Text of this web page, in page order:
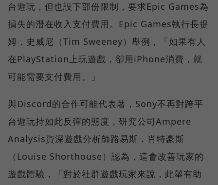
台遊玩，但也設下部份限制，要求Epic Games為
損失的潛在收入支付費用。Epic Games執行長提
姆．史威尼（Tim Sweeney）舉例，「如果有人
在PlayStation上玩遊戲，卻用iPhone消費，就
可能需要支付費用。」
與Discord的合作可能代表著，Sony不再對跨平
台遊玩持如此反彈的態度，研究公司Ampere
Analysis資深遊戲分析師路易斯．肖特豪斯
（Louise Shorthouse）認為，這會改善玩家的
遊戲體驗，「對於社群遊戲玩家來說，此舉有助